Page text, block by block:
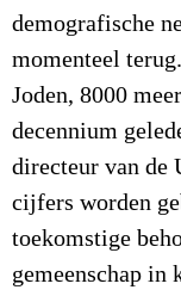
demografische
momenteel
Joden, 8000
decennium
directeur van de
cijfers worden
toekomstige
gemeenschap in